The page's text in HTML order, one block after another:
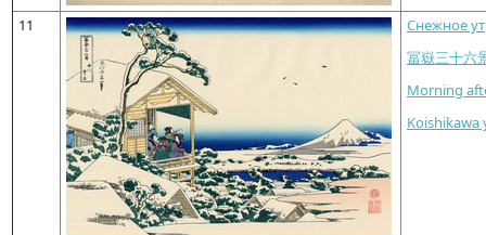
11
Снежное
冨嶽三十
Morning
Koishikawa